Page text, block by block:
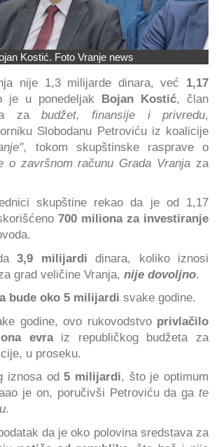
Kostić. Foto Vranje news
nije 1,3 milijarde dinara, već 1,17
je u ponedeljak Bojan Kostić, član
za budžet, finansije i privredu,
Slobodanu Petroviću iz koalicije
, tokom skupštinske rasprave o
o završnom računu Grada Vranja za
skupštine rekao da je od 1,17
700 miliona za investiranje
3,9 milijardi dinara, koliko iznosi
grad veličine Vranja, nije dovoljno.
bude oko 5 milijardi svake godine.
godine, ovo rukovodstvo privlačilo
evraiz republičkog budžeta za
u proseku.
iznosa od5 milijardi, što je optimum
je on, poručivši Petroviću da ga te
.
da je oko polovina sredstava za